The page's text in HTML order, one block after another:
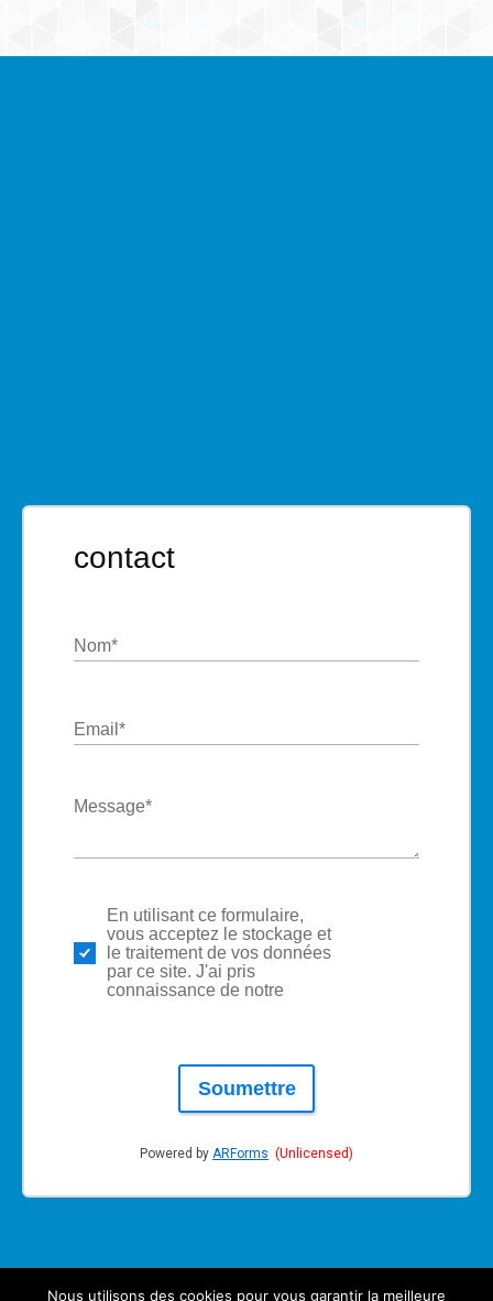
contact
Nom*
Email *
Message*
En utilisant ce formulaire,
vous acceptez le stockage et
le traitement de vos données
par ce site. J'ai pris
connaissance de notre
Soumettre
Powered by ARForms (Unlicensed)
Nous utilisons des cookies pour vous garantir la meilleure